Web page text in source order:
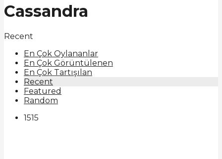
Cassandra
Recent
En Çok Oylananlar
En Çok Görüntülenen
En Çok Tartışılan
Recent
Featured
Random
1515